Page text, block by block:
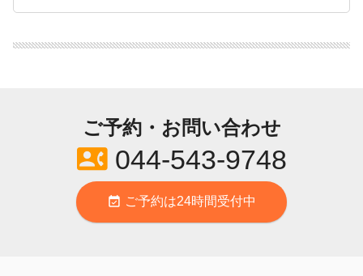
ご予約・お問い合わせ
contact_phone044-543-9748
event_available ご予約は24時間受付中